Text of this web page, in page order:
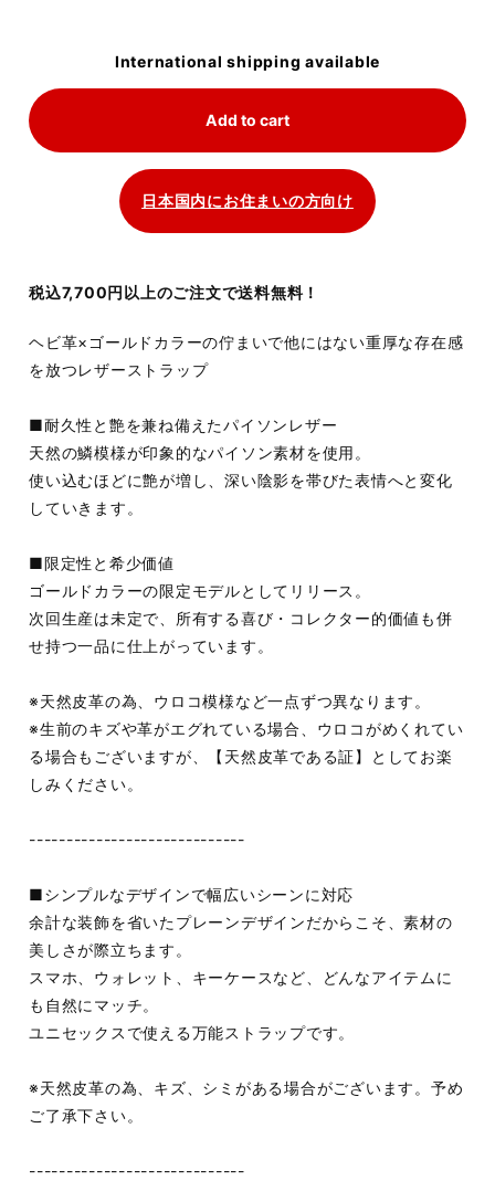
International shipping available
Add to cart
日本国内にお住まいの方向け
税込7,700円以上のご注文で送料無料！
ヘビ革×ゴールドカラーの佇まいで他にはない重厚な存在感
を放つレザーストラップ
■耐久性と艶を兼ね備えたパイソンレザー
天然の鱗模様が印象的なパイソン素材を使用。
使い込むほどに艶が増し、深い陰影を帯びた表情へと変化
していきます。
■限定性と希少価値
ゴールドカラーの限定モデルとしてリリース。
次回生産は未定で、所有する喜び・コレクター的価値も併
せ持つ一品に仕上がっています。
※天然皮革の為、ウロコ模様など一点ずつ異なります。
※生前のキズや革がエグれている場合、ウロコがめくれてい
る場合もございますが、【天然皮革である証】としてお楽
しみください。
-----------------------------
■シンプルなデザインで幅広いシーンに対応
余計な装飾を省いたプレーンデザインだからこそ、素材の
美しさが際立ちます。
スマホ、ウォレット、キーケースなど、どんなアイテムに
も自然にマッチ。
ユニセックスで使える万能ストラップです。
※天然皮革の為、キズ、シミがある場合がございます。予め
ご了承下さい。
-----------------------------